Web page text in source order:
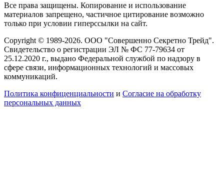
Все права защищены. Копирование и использование
материалов запрещено, частичное цитирование возможно
только при условии гиперссылки на сайт.
Copyright © 1989-2026. ООО "Совершенно Секретно Трейд".
Свидетельство о регистрации ЭЛ № ФС 77-79634 от
25.12.2020 г., выдано Федеральной службой по надзору в
сфере связи, информационных технологий и массовых
коммуникаций.
Политика конфиценциальности и Согласие на обработку
персональных данных